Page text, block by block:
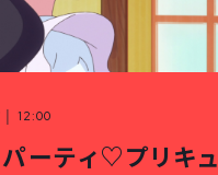
│ 12:00
パーティ♡プリキュ